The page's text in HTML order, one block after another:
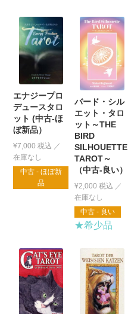
エナジープロ
デュースタロ
ット (中古-ほ
ぼ新品）
¥7,000 税込
中古 - ほぼ新
品
バード・シル
エット・タロ
ット～THE
BIRD
SILHOUETTE
TAROT～
（中古-良い）
¥2,000 税込
中古 - 良い
★希少品